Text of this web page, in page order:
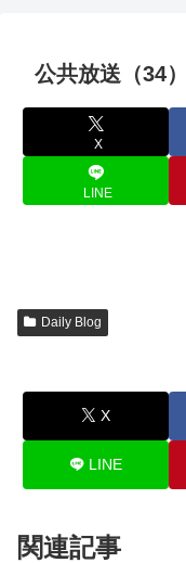
公共放送（34
X
LINE
Daily Blog
X
LINE
関連記事